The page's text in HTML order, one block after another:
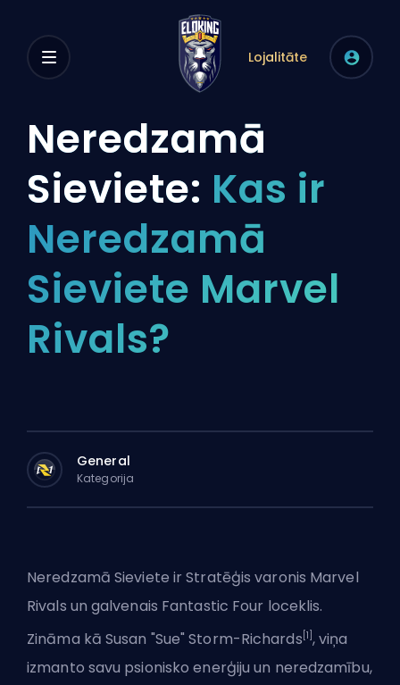
Lojalitāte
Neredzamā
Sieviete: Kas ir
Neredzamā
Sieviete Marvel
Rivals?
General
Kategorija
Neredzamā Sieviete irStratēģis varonis Marvel
Rivals un galvenais Fantastic Four loceklis.
Zināma kā Susan "Sue" Storm-Richards [1] , viņa
izmanto savu psionisko enerģiju un neredzamību,